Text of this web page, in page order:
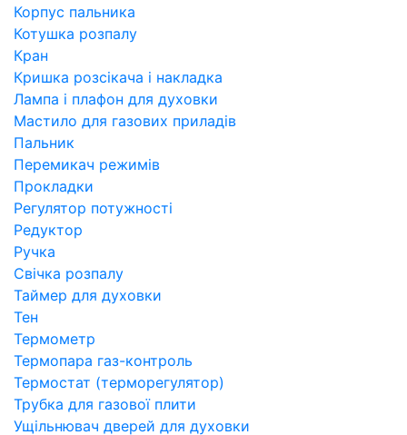
Корпус пальника
Котушка розпалу
Кран
Кришка розсікача і накладка
Лампа і плафон для духовки
Мастило для газових приладів
Пальник
Перемикач режимів
Прокладки
Регулятор потужності
Редуктор
Ручка
Свічка розпалу
Таймер для духовки
Тен
Термометр
Термопара газ-контроль
Термостат (терморегулятор)
Трубка для газової плити
Ущільнювач дверей для духовки